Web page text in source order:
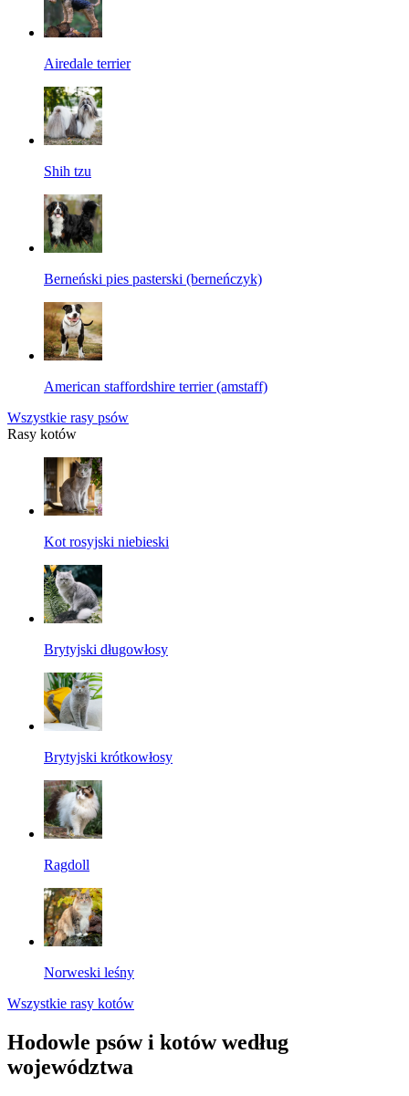
Airedale terrier
Shih tzu
Berneński pies pasterski (berneńczyk)
American staffordshire terrier (amstaff)
Wszystkie rasy psów
Rasy kotów
Kot rosyjski niebieski
Brytyjski długowłosy
Brytyjski krótkowłosy
Ragdoll
Norweski leśny
Wszystkie rasy kotów
Hodowle psów i kotów według
województwa